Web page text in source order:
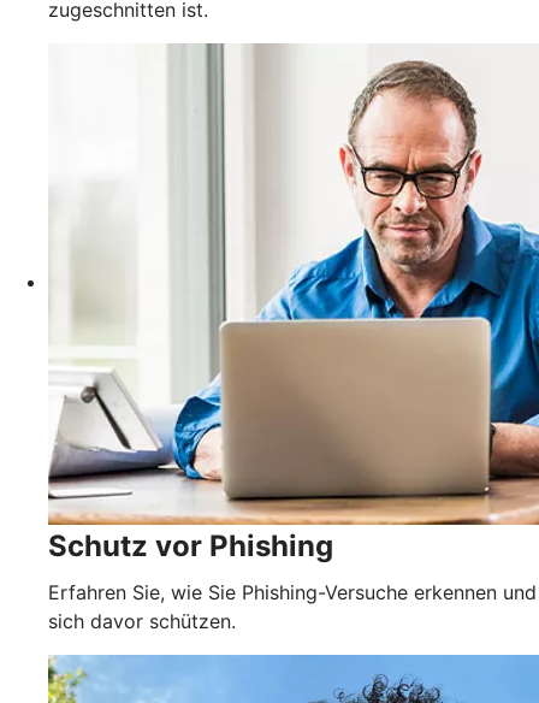
zugeschnitten ist.
Schutz vor Phishing
Erfahren Sie, wie Sie Phishing-Versuche erkennen und
sich davor schützen.